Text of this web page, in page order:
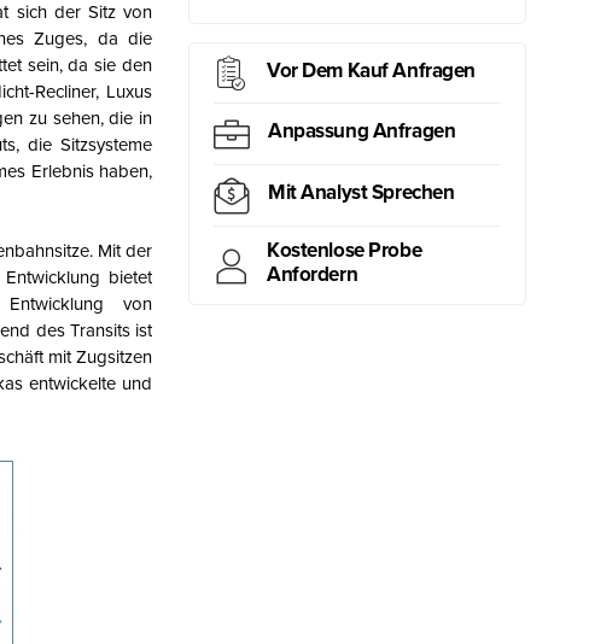
sich der Sitz von
Zuges, da die
sein, da sie den
Recliner, Luxus
zu sehen, die in
die Sitzsysteme
Erlebnis haben,
Mit der
bietet
von
des Transits ist
mit Zugsitzen
entwickelte und
Vor Dem Kauf Anfragen
Anpassung Anfragen
Mit Analyst Sprechen
Kostenlose Probe
Anfordern